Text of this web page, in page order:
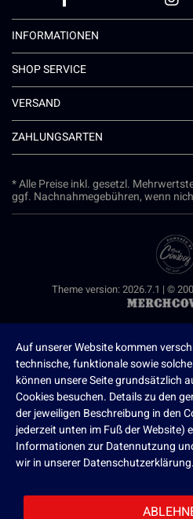
INFORMATIONEN
SHOP SERVICE
VERSAND
ZAHLUNGSARTEN
* Alle Preise inkl. gesetzl.
ggf. Nachnahmegebühren, wenn
Theme version: 2026.7.1 | ©
Auf unserer Website kommen
technische, funktionale sowie
können unsere Seite grundsätzlich
Cookies besuchen. Details zu den
der jeweiligen Beschreibung in den
jederzeit unten im Fuß der Website)
Informationen zur Datennutzung
wir in unserer Datenschutzerklärung.